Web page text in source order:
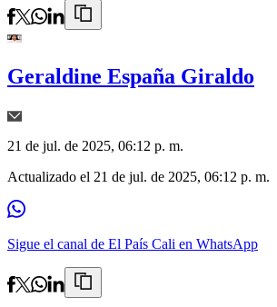
Geraldine España Giraldo
21 de jul. de 2025, 06:12 p. m.
Actualizado el 21 de jul. de 2025, 06:12 p. m.
Sigue el canal de El País Cali en WhatsApp